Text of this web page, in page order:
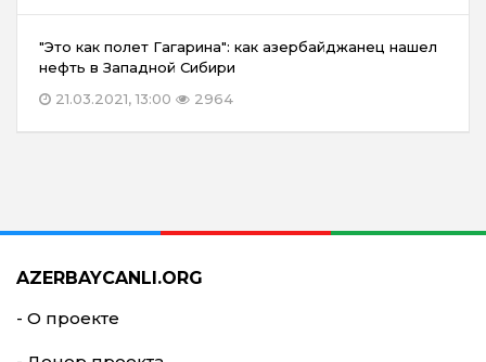
"Это как полет Гагарина": как азербайджанец нашел
нефть в Западной Сибири
21.03.2021, 13:00
2964
AZERBAYCANLI.ORG
- О проекте